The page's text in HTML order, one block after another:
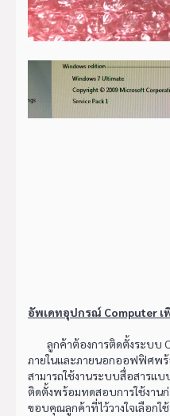
อัพเดทอุปกรณ์ Computer เพิ่
ลูกค้าต้องการติดตั้งระบบ
ภายในและภายนอกออฟฟิศพร้
สามารถใช้งานระบบสื่อสารแบ
ติดตั้งพร้อมทดสอบการใช้งาน
ขอบคุณลูกค้าที่ไว้วางใจเลือกใ